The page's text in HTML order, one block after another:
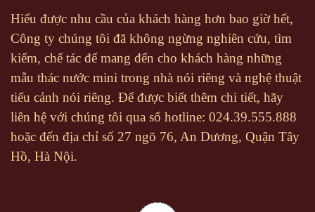
Hiểu được nhu cầu của khách hàng hơn bao giờ hết,
Công ty chúng tôi đã không ngừng nghiên cứu, tìm
kiếm, chế tác để mang đến cho khách hàng những
mẫu thác nước mini trong nhà nói riêng và nghệ thuật
tiểu cảnh nói riêng. Để được biết thêm chi tiết, hãy
liên hệ với chúng tôi qua số hotline: 024.39.555.888
hoặc đến địa chỉ số 27 ngõ 76, An Dương, Quận Tây
Hồ, Hà Nội.